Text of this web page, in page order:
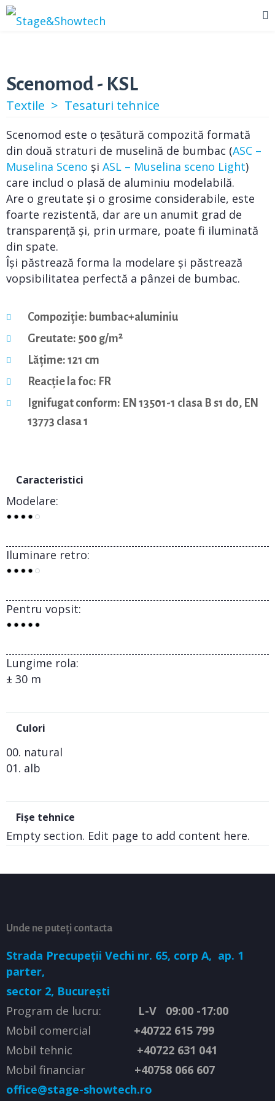
Scenomod - KSL
Textile > Tesaturi tehnice
Scenomod este o țesătură compozită formată
din două straturi de muselină de bumbac (ASC –
Muselina Sceno și ASL – Muselina sceno Light)
care includ o plasă de aluminiu modelabilă.
Are o greutate și o grosime considerabile, este
foarte rezistentă, dar are un anumit grad de
transparență și, prin urmare, poate fi iluminată
din spate.
Își păstrează forma la modelare și păstrează
vopsibilitatea perfectă a pânzei de bumbac.
Compoziție: bumbac+aluminiu
Greutate: 500 g/m²
Lățime: 121 cm
Reacție la foc: FR
Ignifugat conform: EN 13501-1 clasa B s1 d0, EN
13773 clasa 1
Caracteristici
Modelare:
Iluminare retro:
Pentru vopsit:
Lungime rola:
± 30 m
Culori
00. natural
01. alb
Fișe tehnice
Empty section. Edit page to add content here.
Unde ne puteți contacta
Strada Precupeții Vechi nr. 65, corp A, ap. 1
parter,
sector 2, București
Program de lucru: L-V 09:00 -17:00
Mobil comercial +40722 615 799
Mobil tehnic +40722 631 041
Mobil financiar +40758 066 607
office@stage-showtech.ro